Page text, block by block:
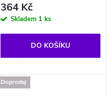
364 Kč
Skladem 1 ks
DO KOŠÍKU
Doprodej